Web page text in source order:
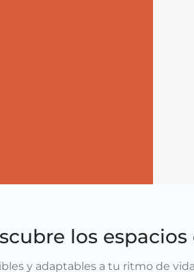
los
y adaptables a tu ritmo de